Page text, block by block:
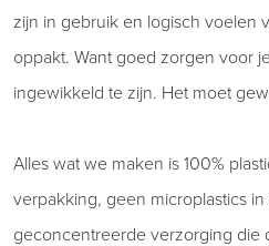
zijn in gebruik en logisch voelen
oppakt. Want goed zorgen voor
ingewikkeld te zijn. Het moet
Alles wat we maken is 100%
verpakking, geen microplastics
geconcentreerde verzorging die